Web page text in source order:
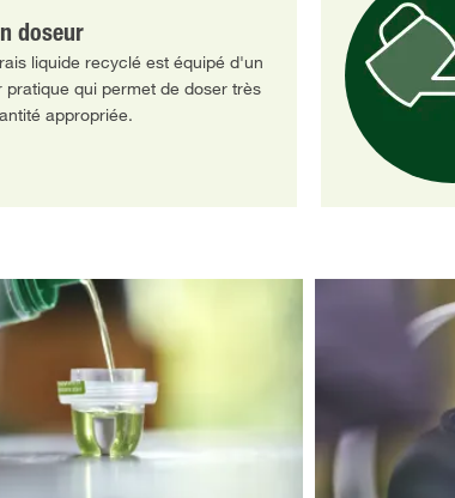
doseur
liquide recyclé est équipé d'un
pratique qui permet de doser très
appropriée.